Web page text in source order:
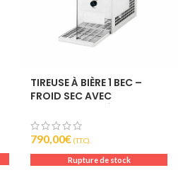
TIREUSE À BIÈRE 1 BEC –
FROID SEC AVEC
INTÉGRÉ – 25L/H
790,00€ (T.T.C).
Rupture de stock